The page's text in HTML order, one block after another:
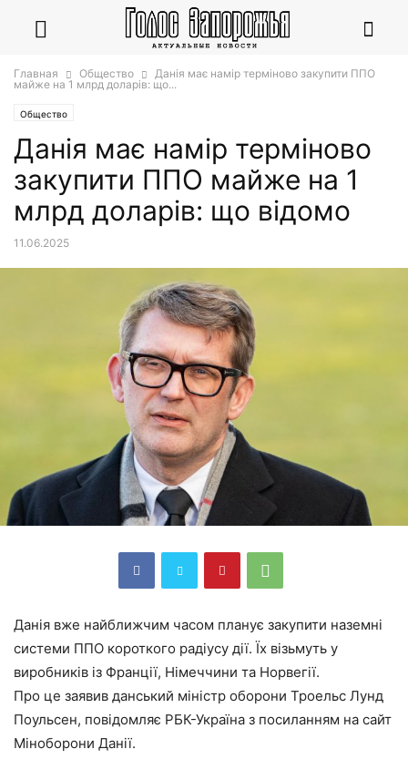
Главная Общество
Данія має намір терміново закупити ППО
майже на 1 млрд доларів: що...
Общество
Данія має намір терміново
закупити ППО майже на 1
млрд доларів: що відомо
11.06.2025
Данія вже найближчим часом планує закупити наземні
системи ППО короткого радіусу дії. Їх візьмуть у
виробників із Франції, Німеччини та Норвегії.
Про це заявив данський міністр оборони Троельс Лунд
Поульсен, повідомляє РБК-Україна з посиланням на сайт
Міноборони Данії.